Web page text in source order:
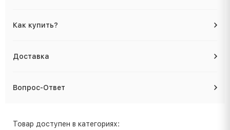
Как купить?
Доставка
Вопрос-Ответ
Товар доступен в категориях: